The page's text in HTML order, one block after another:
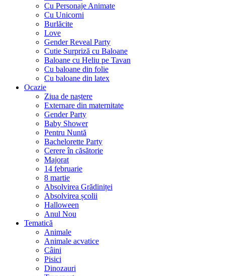
Cu Personaje Animate
Cu Unicorni
Burlăcite
Love
Gender Reveal Party
Cutie Surpriză cu Baloane
Baloane cu Heliu pe Tavan
Cu baloane din folie
Cu baloane din latex
Ocazie
Ziua de naștere
Externare din maternitate
Gender Party
Baby Shower
Pentru Nuntă
Bachelorette Party
Cerere în căsătorie
Majorat
14 februarie
8 martie
Absolvirea Grădiniței
Absolvirea școlii
Halloween
Anul Nou
Tematică
Animale
Animale acvatice
Câini
Pisici
Dinozauri